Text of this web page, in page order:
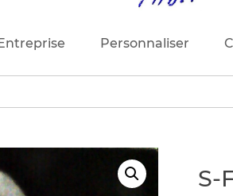
Personnaliser
S-